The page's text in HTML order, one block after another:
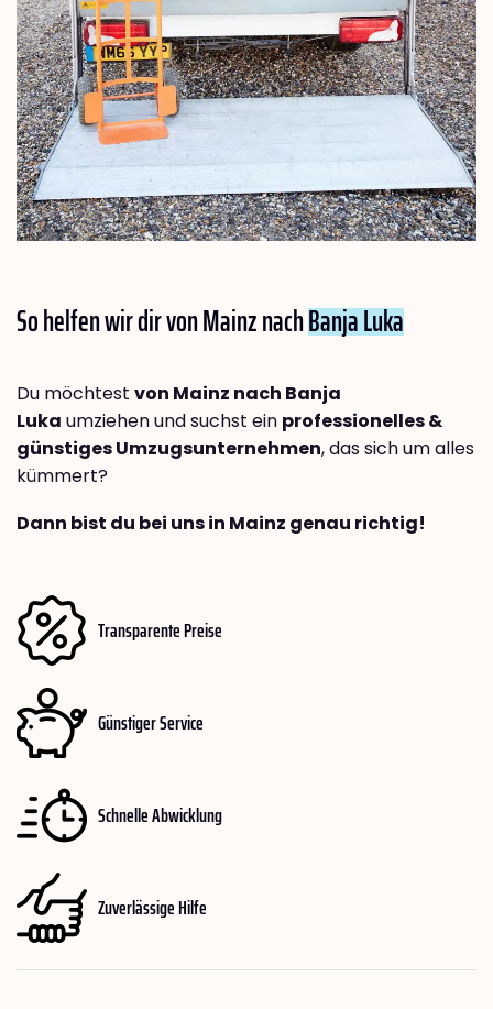
So helfen wir dir von Mainz nachBanja Luka
Du möchtest von Mainz nach Banja
Luka umziehen und suchst ein professionelles &
günstiges Umzugsunternehmen, das sich um alles
kümmert?
Dann bist du bei uns in Mainz genau richtig!
Transparente Preise
Günstiger Service
Schnelle Abwicklung
Zuverlässige Hilfe